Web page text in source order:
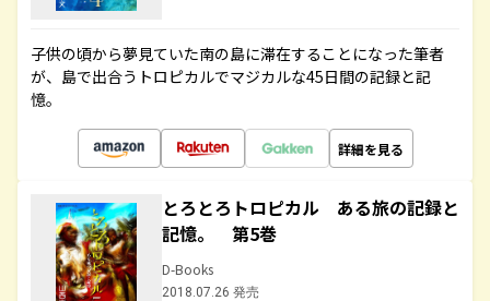
子供の頃から夢見ていた南の島に滞在することになった筆者
が、島で出合うトロピカルでマジカルな45日間の記録と記
憶。
詳細を見る
とろとろトロピカル ある旅の記録と
記憶。 第5巻
D-Books
2018.07.26 発売